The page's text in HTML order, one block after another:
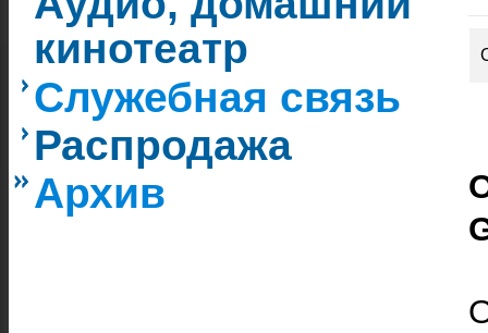
кинотеатр
Служебная связь
Распродажа
Архив